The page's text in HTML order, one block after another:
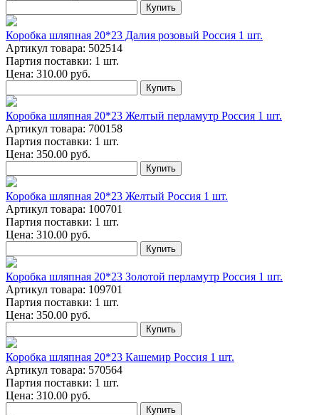
Купить
Коробка шляпная 20*23 Далия розовый Россия 1 шт.
Артикул товара: 502514
Партия поставки: 1 шт.
Цена: 310.00 руб.
Купить
Коробка шляпная 20*23 Желтый перламутр Россия 1 шт.
Артикул товара: 700158
Партия поставки: 1 шт.
Цена: 350.00 руб.
Купить
Коробка шляпная 20*23 Желтый Россия 1 шт.
Артикул товара: 100701
Партия поставки: 1 шт.
Цена: 310.00 руб.
Купить
Коробка шляпная 20*23 Золотой перламутр Россия 1 шт.
Артикул товара: 109701
Партия поставки: 1 шт.
Цена: 350.00 руб.
Купить
Коробка шляпная 20*23 Кашемир Россия 1 шт.
Артикул товара: 570564
Партия поставки: 1 шт.
Цена: 310.00 руб.
Купить